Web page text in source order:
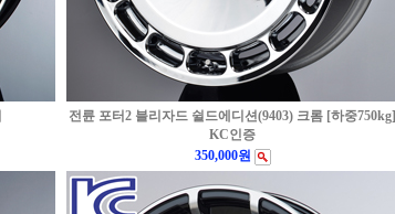
전륜 포터2 블리자드 쉴드에디션(9403) 크롬 [하중750kg]
KC인증
350,000원